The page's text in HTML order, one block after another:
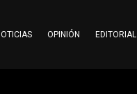
OPINIÓN EDITORIAL